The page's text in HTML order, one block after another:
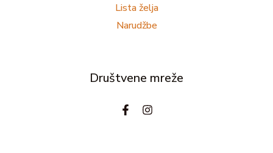
Lista želja
Narudžbe
Društvene mreže